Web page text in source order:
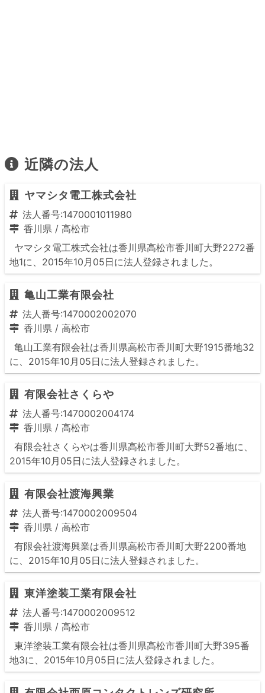
近隣の法人
ヤマシタ電工株式会社
法人番号:1470001011980
香川県 / 高松市
ヤマシタ電工株式会社は香川県高松市香川町大野2272番
地1に、2015年10月05日に法人登録されました。
亀山工業有限会社
法人番号:1470002002070
香川県 / 高松市
亀山工業有限会社は香川県高松市香川町大野1915番地32
に、2015年10月05日に法人登録されました。
有限会社さくらや
法人番号:1470002004174
香川県 / 高松市
有限会社さくらやは香川県高松市香川町大野52番地に、
2015年10月05日に法人登録されました。
有限会社渡海興業
法人番号:1470002009504
香川県 / 高松市
有限会社渡海興業は香川県高松市香川町大野2200番地
に、2015年10月05日に法人登録されました。
東洋塗装工業有限会社
法人番号:1470002009512
香川県 / 高松市
東洋塗装工業有限会社は香川県高松市香川町大野395番
地3に、2015年10月05日に法人登録されました。